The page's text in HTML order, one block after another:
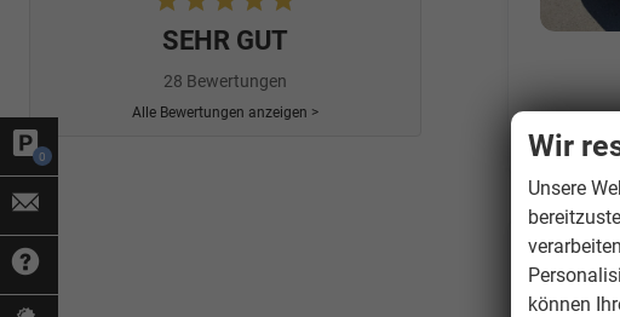
0
Edition
SEHR GUT
28 Bewertungen
Alle Bewertungen anzeigen >
Wir
Unsere
können